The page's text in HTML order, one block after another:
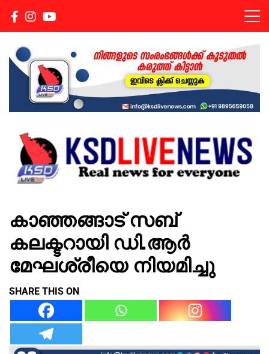
KSDLIVENEWS
കാഞ്ഞങ്ങാട് സബ്
കലക്ടറായി ഡി.ആര്‍
മേഘശ്രീയെ നിയമിച്ചു
SHARE THIS ON